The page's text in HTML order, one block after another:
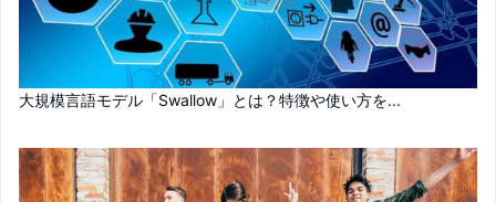
大規模言語モデル「Swallow」とは？特徴や使い方を...